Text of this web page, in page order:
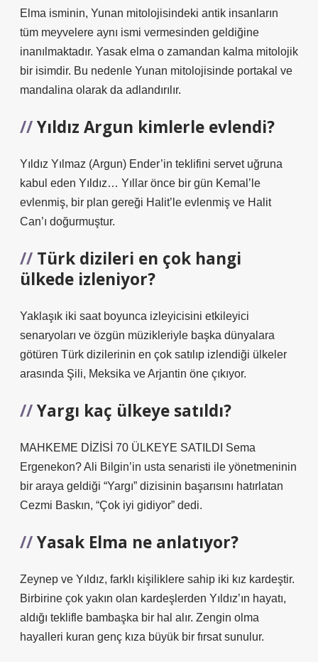
Elma isminin, Yunan mitolojisindeki antik insanların
tüm meyvelere aynı ismi vermesinden geldiğine
inanılmaktadır. Yasak elma o zamandan kalma mitolojik
bir isimdir. Bu nedenle Yunan mitolojisinde portakal ve
mandalina olarak da adlandırılır.
Yıldız Argun kimlerle evlendi?
Yıldız Yılmaz (Argun) Ender’in teklifini servet uğruna
kabul eden Yıldız… Yıllar önce bir gün Kemal’le
evlenmiş, bir plan gereği Halit’le evlenmiş ve Halit
Can’ı doğurmuştur.
Türk dizileri en çok hangi
ülkede izleniyor?
Yaklaşık iki saat boyunca izleyicisini etkileyici
senaryoları ve özgün müzikleriyle başka dünyalara
götüren Türk dizilerinin en çok satılıp izlendiği ülkeler
arasında Şili, Meksika ve Arjantin öne çıkıyor.
Yargı kaç ülkeye satıldı?
MAHKEME DİZİSİ 70 ÜLKEYE SATILDI Sema
Ergenekon? Ali Bilgin’in usta senaristi ile yönetmeninin
bir araya geldiği “Yargı” dizisinin başarısını hatırlatan
Cezmi Baskın, “Çok iyi gidiyor” dedi.
Yasak Elma ne anlatıyor?
Zeynep ve Yıldız, farklı kişiliklere sahip iki kız kardeştir.
Birbirine çok yakın olan kardeşlerden Yıldız’ın hayatı,
aldığı teklifle bambaşka bir hal alır. Zengin olma
hayalleri kuran genç kıza büyük bir fırsat sunulur.